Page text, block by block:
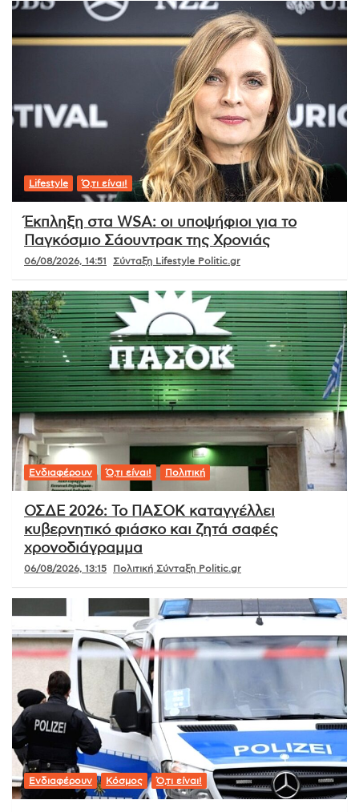
Lifestyle Ό,τι είναι!
Έκπληξη στα WSA: οι υποψήφιοι για το
Παγκόσμιο Σάουντρακ της Χρονιάς
06/08/2026, 14:51 Σύνταξη Lifestyle Politic.gr
Ενδιαφέρουν Ό,τι είναι! Πολιτική
ΟΣΔΕ 2026: Το ΠΑΣΟΚ καταγγέλλει
κυβερνητικό φιάσκο και ζητά σαφές
χρονοδιάγραμμα
06/08/2026, 13:15 Πολιτική Σύνταξη Politic.gr
Ενδιαφέρουν Κόσμος Ό,τι είναι!